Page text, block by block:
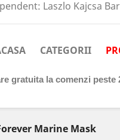
Laszlo Kajcsa
CATEGORII
gratuita la comenzi peste
Marine Mask